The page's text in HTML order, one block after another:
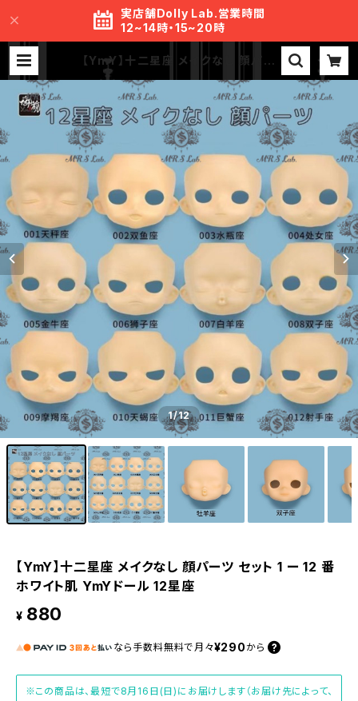
実店舗Dolly Lab.営業時間
12~14時・15~20時
【YmY】十二星座 メイクなし 顔パー
ツ セット 1 ー 12 番 ホワイト肌 YmY
ドール 12星座 | MR.S Lab.
1/12
【YmY】十二星座 メイクなし 顔パーツ セット 1 ー 12 番
ホワイト肌 YmYドール 12星座
¥ 880
なら 手数料無料で 月々¥290 から
※この商品は、最短で8月16日(日)にお届けします（お届け先によって、